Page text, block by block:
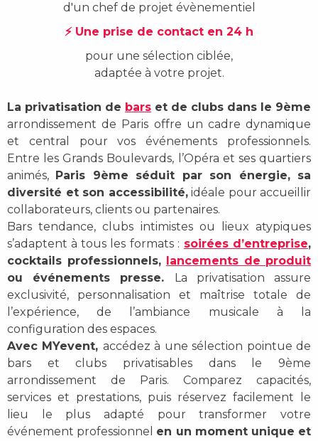
d'un chef de projet évènementiel
⚡ Une prise de contact en 24 h
pour une sélection ciblée,
adaptée à votre projet.
La privatisation de bars et de clubs dans le 9ème
arrondissement de Paris offre un cadre dynamique
et central pour vos événements professionnels.
Entre les Grands Boulevards, l’Opéra et ses quartiers
animés, Paris 9ème séduit par son énergie, sa
diversité et son accessibilité,idéale pour accueillir
collaborateurs, clients ou partenaires.
Bars tendance, clubs intimistes ou lieux atypiques
s’adaptent à tous les formats : soirées d’entreprise,
cocktails professionnels, lancements de produit
ou événements presse. La privatisation assure
exclusivité, personnalisation et maîtrise totale de
l’expérience, de l’ambiance musicale à la
configuration des espaces.
Avec MYevent, accédez à une sélection pointue de
bars et clubs privatisables dans le 9ème
arrondissement de Paris. Comparez capacités,
services et prestations, puis réservez facilement le
lieu le plus adapté pour transformer votre
événement professionnel en un moment unique et